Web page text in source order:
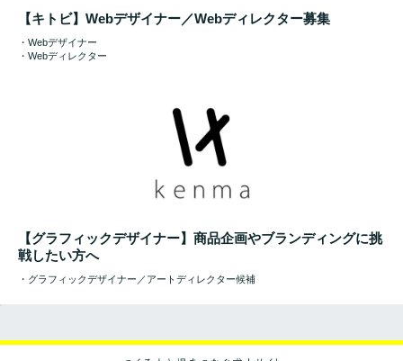
【キトビ】Webデザイナー／Webディレクター募集
・Webデザイナー
・Webディレクター
【グラフィックデザイナー】商品企画やブランディングに挑
戦したい方へ
・グラフィックデザイナー／アートディレクター候補